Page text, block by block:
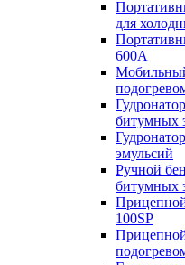
для
600A
битумных
эмульсий
Ручной
битумных
100SP